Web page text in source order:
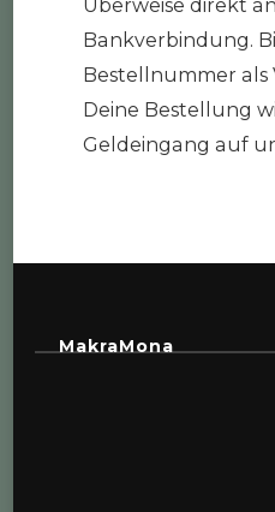
Überweise direkt
Bankverbindung.
Bestellnummer als
Deine Bestellung
Geldeingang auf
MakraMona